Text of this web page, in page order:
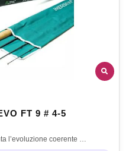
FT 9 # 4-5
l’evoluzione coerente …